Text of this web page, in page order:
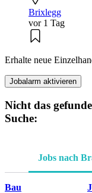
Brixlegg
vor 1 Tag
Erhalte neue
Jobalarm aktivieren
Nicht das
Suche:
Jobs nach
Bau